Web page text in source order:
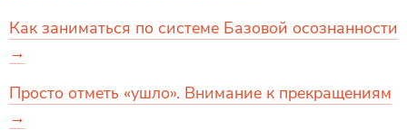
Как заниматься по системе Базовой осознанности
→
Просто отметь «ушло». Внимание к прекращениям
→